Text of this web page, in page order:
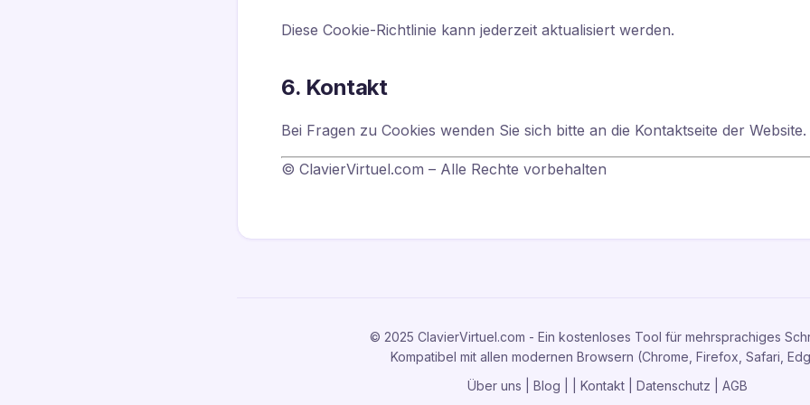
Diese Cookie-Richtlinie kann jederzeit aktualisiert werden.
6. Kontakt
Bei Fragen zu Cookies wenden Sie sich bitte an die Kontaktseite der Website.
© ClavierVirtuel.com – Alle Rechte vorbehalten
© 2025 ClavierVirtuel.com - Ein kostenloses Tool für mehrsprachiges
Kompatibel mit allen modernen Browsern (Chrome, Firefox, Safari,
Über uns
Blog Kontakt Datenschutz AGB